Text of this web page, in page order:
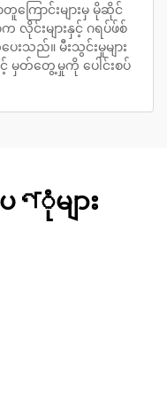
ြောင်းများမှ မိုဆိုင်
လိုင်းများနှင့် ဂရပ်ဖ်စ်
းသည်။ မီးသွင်းမှုများ
မှတ်တွေ့မှုကို ပေါင်းစပ်
များ